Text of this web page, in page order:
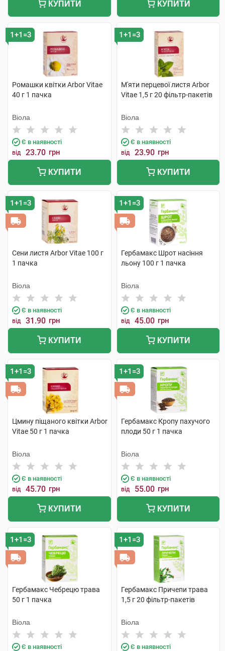
КУПИТИ КУПИТИ
1+1=3
Ромашки квітки Arbor Vitae
40 г 1 пачка
Віола
Є в наявності
від 23.70 грн
КУПИТИ
1+1=3
М'яти перцевої листя Arbor
Vitae 1,5 г 20 фільтр-пакетів
Віола
Є в наявності
від 23.90 грн
КУПИТИ
1+1=3
Сени листя Arbor Vitae 100 г
1 пачка
Віола
Є в наявності
від 31.90 грн
КУПИТИ
1+1=3
Гербамакс Шрот насіння
льону 100 г 1 пачка
Віола
Є в наявності
від 45.00 грн
КУПИТИ
1+1=3
Цмину піщаного квітки Arbor
Vitae 50 г 1 пачка
Віола
Є в наявності
від 45.70 грн
КУПИТИ
1+1=3
Гербамакс Кропу пахучого
плоди 50 г 1 пачка
Віола
Є в наявності
від 55.00 грн
КУПИТИ
1+1=3
Гербамакс Чебрецю трава
50 г 1 пачка
Віола
Є в наявності
1+1=3
Гербамакс Причепи трава
1,5 г 20 фільтр-пакетів
Віола
Є в наявності